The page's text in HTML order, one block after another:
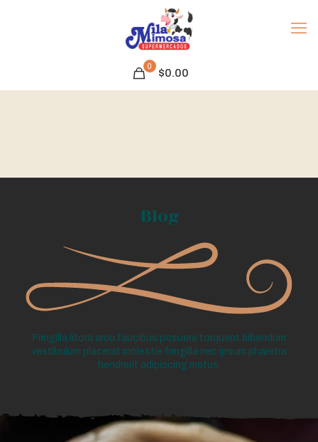
0
$0.00
Blog
Fringilla litora arcu faucibus posuere torquent bibendum
vestibulum placerat molestie fringilla nec ipsum pharetra
hendrerit adipiscing metus.